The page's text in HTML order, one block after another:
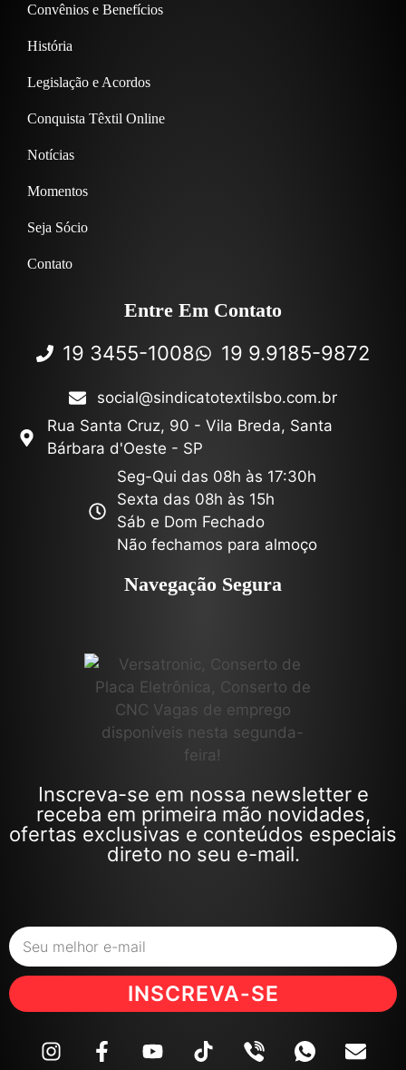
Convênios e Benefícios
História
Legislação e Acordos
Conquista Têxtil Online
Notícias
Momentos
Seja Sócio
Contato
Entre Em Contato
19 3455-1008 19 9.9185-9872
social@sindicatotextilsbo.com.br
Rua Santa Cruz, 90 - Vila Breda, Santa
Bárbara d'Oeste - SP
Seg-Qui das 08h às 17:30h
Sexta das 08h às 15h
Sáb e Dom Fechado
Não fechamos para almoço
Navegação Segura
Inscreva-se em nossa newsletter e
receba em primeira mão novidades,
ofertas exclusivas e conteúdos especiais
direto no seu e-mail.
INSCREVA-SE